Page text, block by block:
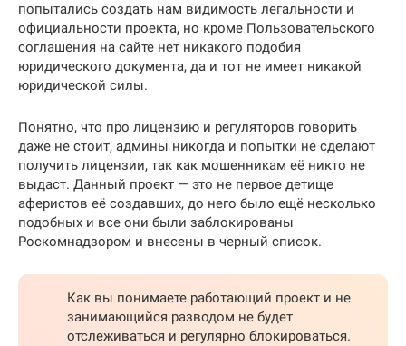
попытались создать нам видимость легальности и
официальности проекта, но кроме Пользовательского
соглашения на сайте нет никакого подобия
юридического документа, да и тот не имеет никакой
юридической силы.
Понятно, что про лицензию и регуляторов говорить
даже не стоит, админы никогда и попытки не сделают
получить лицензии, так как мошенникам её никто не
выдаст. Данный проект — это не первое детище
аферистов её создавших, до него было ещё несколько
подобных и все они были заблокированы
Роскомнадзором и внесены в черный список.
Как вы понимаете работающий проект и не
занимающийся разводом не будет
отслеживаться и регулярно блокироваться.